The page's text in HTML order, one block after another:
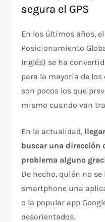
segura el GPS
En los últimos años,
Posicionamiento
Inglés) se ha
para la mayoría de
son pocos los que
mismo cuando van
En la actualidad,
buscar una dirección
problema alguno
De hecho, quién no
smartphone una
o la popular app
desorientados.